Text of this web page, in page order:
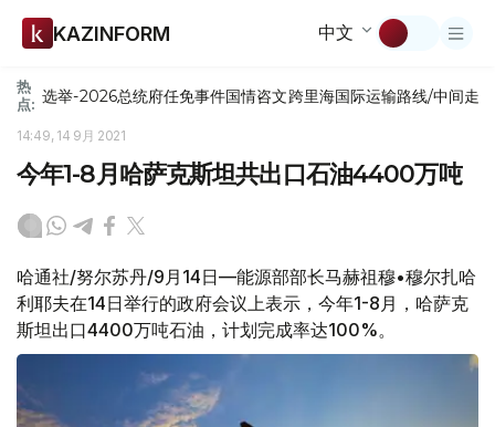
KAZINFORM 中文
热
点: 选举-2026总统府任免事件国情咨文跨里海国际运输路线/中间走廊
14:49, 14 9月 2021
今年1-8月哈萨克斯坦共出口石油4400万吨
哈通社/努尔苏丹/9月14日—能源部部长马赫祖穆•穆尔扎哈
利耶夫在14日举行的政府会议上表示，今年1-8月，哈萨克
斯坦出口4400万吨石油，计划完成率达100%。